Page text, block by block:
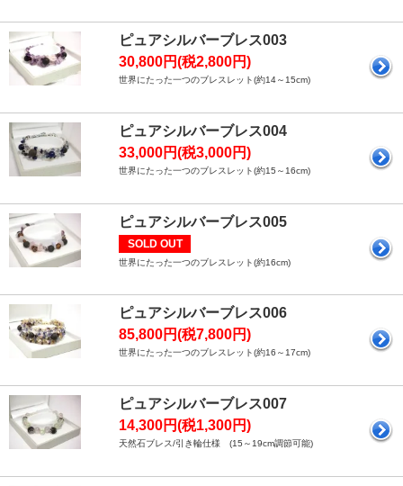
ピュアシルバーブレス003
30,800円(税2,800円)
世界にたった一つのブレスレット(約14～15cm)
ピュアシルバーブレス004
33,000円(税3,000円)
世界にたった一つのブレスレット(約15～16cm)
ピュアシルバーブレス005
SOLD OUT
世界にたった一つのブレスレット(約16cm)
ピュアシルバーブレス006
85,800円(税7,800円)
世界にたった一つのブレスレット(約16～17cm)
ピュアシルバーブレス007
14,300円(税1,300円)
天然石ブレス/引き輪仕様 (15～19cm調節可能)